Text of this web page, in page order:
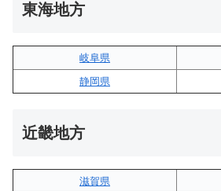
東海地方
岐阜県
静岡県
近畿地方
滋賀県